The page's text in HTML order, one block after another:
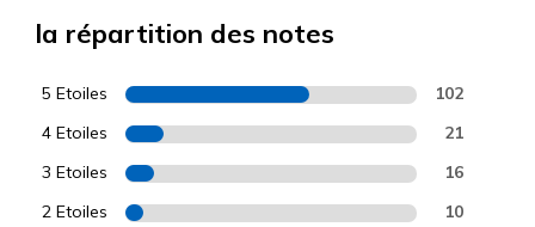
la répartition des notes
5 Etoiles 102
4 Etoiles 21
3 Etoiles 16
2 Etoiles 10